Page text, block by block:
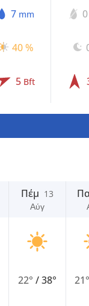
7 mm
40 %
5 Bft
Πέμ 13
Αύγ
22°/38°